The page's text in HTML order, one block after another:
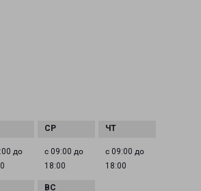
до
с 09:00 до
18:00
с 09:00 до
18:00